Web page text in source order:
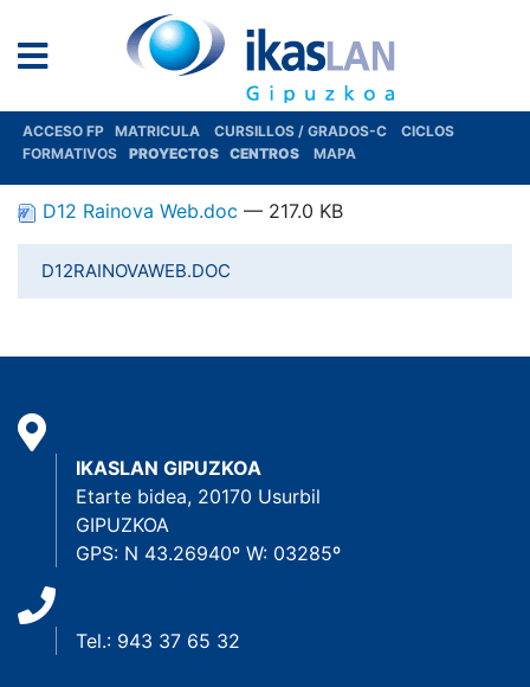
ACCESO FP MATRICULA CURSILLOS / GRADOS-C
CICLOS
FORMATIVOS
PROYECTOS CENTROS MAPA
D12 Rainova Web.doc — 217.0 KB
D12RAINOVAWEB.DOC
IKASLAN GIPUZKOA
Etarte bidea, 20170 Usurbil
GIPUZKOA
GPS: N 43.26940º W: 03285º
Tel.: 943 37 65 32